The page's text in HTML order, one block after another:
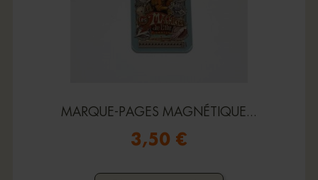
MARQUE-PAGES MAGNÉTIQUE...
3,50 €